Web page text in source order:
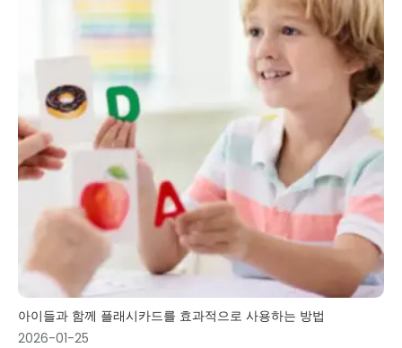
아이들과 함께 플래시카드를 효과적으로 사용하는 방법
2026-01-25